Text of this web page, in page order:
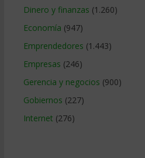
Dinero y finanzas (1.260)
Economía (947)
Emprendedores (1.443)
Empresas (246)
Gerencia y negocios (900)
Gobiernos (227)
Internet (276)